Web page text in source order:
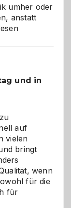
umher oder
anstatt
und in
auf
vielen
bringt
wenn
für die
für